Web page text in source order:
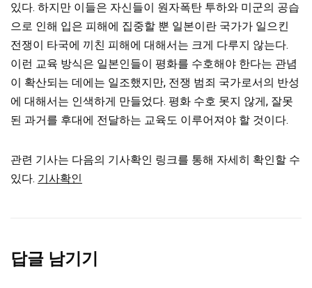
있다. 하지만 이들은 자신들이 원자폭탄 투하와 미군의 공습
으로 인해 입은 피해에 집중할 뿐 일본이란 국가가 일으킨
전쟁이 타국에 끼친 피해에 대해서는 크게 다루지 않는다.
이런 교육 방식은 일본인들이 평화를 수호해야 한다는 관념
이 확산되는 데에는 일조했지만, 전쟁 범죄 국가로서의 반성
에 대해서는 인색하게 만들었다. 평화 수호 못지 않게, 잘못
된 과거를 후대에 전달하는 교육도 이루어져야 할 것이다.
관련 기사는 다음의 기사확인 링크를 통해 자세히 확인할 수
있다. 기사확인
답글 남기기